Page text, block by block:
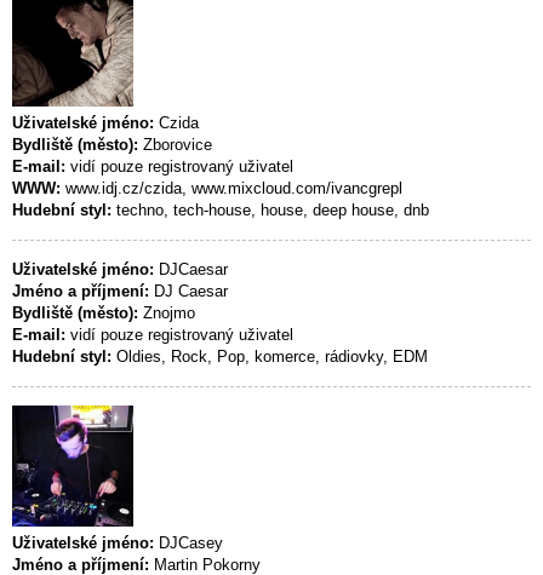
Uživatelské jméno: Czida
Bydliště (město): Zborovice
E-mail: vidí pouze registrovaný uživatel
WWW: www.idj.cz/czida, www.mixcloud.com/ivancgrepl
Hudební styl: techno, tech-house, house, deep house, dnb
Uživatelské jméno: DJCaesar
Jméno a příjmení: DJ Caesar
Bydliště (město): Znojmo
E-mail: vidí pouze registrovaný uživatel
Hudební styl: Oldies, Rock, Pop, komerce, rádiovky, EDM
Uživatelské jméno: DJCasey
Jméno a příjmení: Martin Pokorny